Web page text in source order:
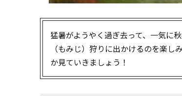
猛暑がようやく過ぎ去って、一気に
（もみじ）狩りに出かけるのを楽
か見ていきましょう！